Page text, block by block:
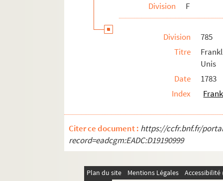
Division F
Division
785
Titre
Unis
Date
1783
Index
Citer ce document : https://ccfr.bnf.fr/
record=eadcgm:EADC:D19190999
Plan du site Mentions Légales